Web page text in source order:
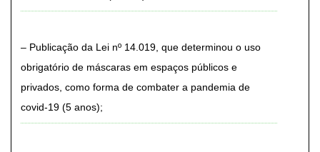
Publicação da Lei nº 14.019, que determinou o uso
obrigatório de máscaras em espaços públicos e
privados, como forma de combater a pandemia de
covid-19 (5 anos)